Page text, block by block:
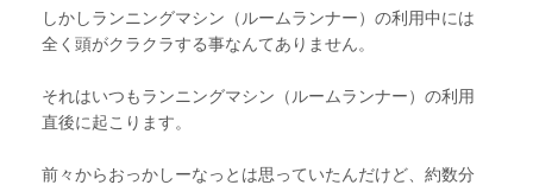
しかしランニングマシン（ルームランナー）の利用中には
全く頭がクラクラする事なんてありません。
それはいつもランニングマシン（ルームランナー）の利用
直後に起こります。
前々からおっかしーなっとは思っていたんだけど、約数分